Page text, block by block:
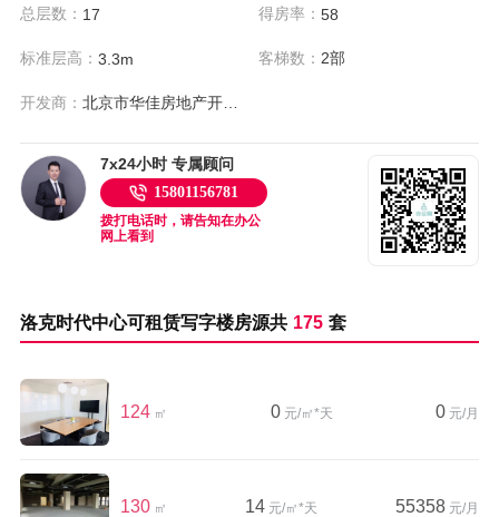
总层数： 17 得房率：58
标准层高： 3.3m 客梯数： 2部
开发商： 北京市华佳房地产开发有限公司
7x24小时 专属顾问
15801156781
拨打电话时，请告知在办公
网上看到
洛克时代中心可租赁写字楼房源共 175 套
124 ㎡ 0 元/㎡*天 0 元/月
130 ㎡ 14 元/㎡*天 55358 元/月